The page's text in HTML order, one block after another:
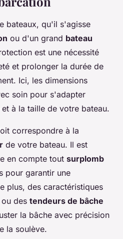
bateaux, qu'il s'agisse
ou d'un grand bateau
est une nécessité
et prolonger la durée de
Ici, les dimensions
soin pour s'adapter
à la taille de votre bateau.
correspondre à la
de votre bateau. Il est
en compte tout surplomb
pour garantir une
plus, des caractéristiques
ou des tendeurs de bâche
la bâche avec précision
la soulève.